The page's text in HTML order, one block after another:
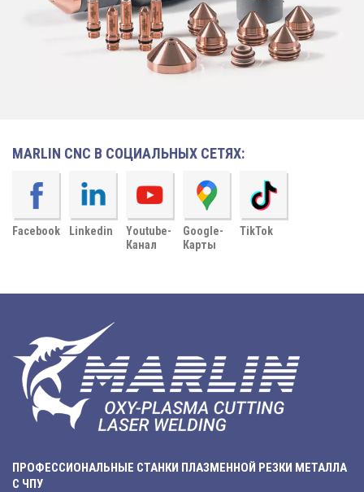
MARLIN CNC В СОЦИАЛЬНЫХ СЕТЯХ:
Facebook Linkedin
Youtube-
Канал
Google-
Карты
TikTok
ПРОФЕССИОНАЛЬНЫЕ СТАНКИ ПЛАЗМЕННОЙ РЕЗКИ МЕТАЛЛА
С ЧПУ